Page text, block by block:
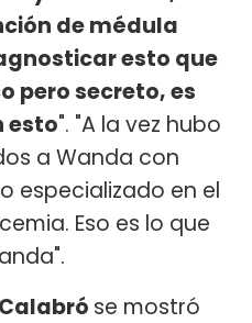
de médula
esto que
pero secreto, es
esto". "A la vez hubo
a Wanda con
especializado en el
Eso es lo que
se mostró